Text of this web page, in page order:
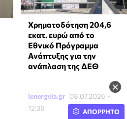
×
Χρηματοδότηση 204,6
εκατ. ευρώ από το
Εθνικό Πρόγραμμα
Ανάπτυξης για την
ανάπλαση της ΔΕΘ
ienergeia.gr 08.07.2026 -
12:36
ΑΠΟΡΡΗΤΟ